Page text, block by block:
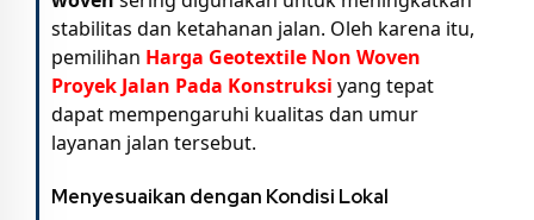
stabilitas dan ketahanan jalan. Oleh karena itu,
pemilihan Harga Geotextile Non Woven
Proyek Jalan Pada Konstruksi yang tepat
dapat mempengaruhi kualitas dan umur
layanan jalan tersebut.
Menyesuaikan dengan Kondisi Lokal